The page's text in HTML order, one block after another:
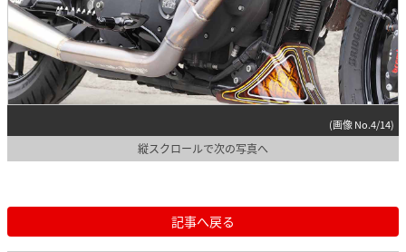
(画像 No.4/14)
縦スクロールで次の写真へ
記事へ戻る